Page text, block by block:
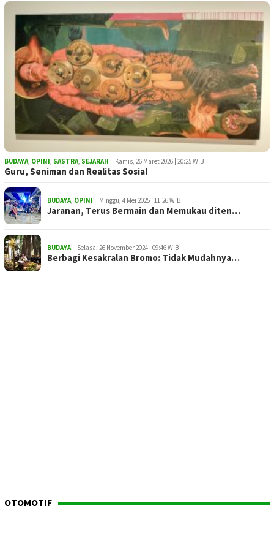
BUDAYA, OPINI, SASTRA, SEJARAH Kamis, 26 Maret 2026 | 20:25 WIB
Guru, Seniman dan Realitas Sosial
BUDAYA, OPINI Minggu, 4 Mei 2025 | 11:26 WIB
Jaranan, Terus Bermain dan Memukau diten…
BUDAYA Selasa, 26 November 2024 | 09:46 WIB
Berbagi Kesakralan Bromo: Tidak Mudahnya…
OTOMOTIF